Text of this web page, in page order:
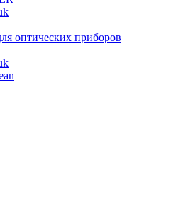
оптических приборов